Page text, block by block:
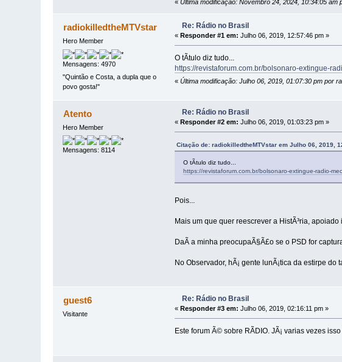
« Última modificação: Novembro 24, 2024, 10:34:05 am
radiokilledtheMTVstar
Hero Member
Mensagens: 4970
"Quintão e Costa, a dupla que o
povo gosta!"
Re: Rádio no Brasil
« Responder #1 em: Julho 06, 2019, 12:57:46 pm »
O tÃ­tulo diz tudo...
https://revistaforum.com.br/bolsonaro-extingue-
« Última modificação: Julho 06, 2019, 01:07:30 pm por
Atento
Hero Member
Mensagens: 8114
Re: Rádio no Brasil
« Responder #2 em: Julho 06, 2019, 01:03:23 pm »
Citação de: radiokilledtheMTVstar em Julho 06, 2019,
O tÃ­tulo diz tudo...
https://revistaforum.com.br/bolsonaro-extingue-radio-
Pois...
Mais um que quer reescrever a HistÃ³ria,
DaÃ­ a minha preocupaÃ§Ã£o se o PSD for
No Observador, hÃ¡ gente lunÃ¡tica da estirpe do
guest6
Visitante
Re: Rádio no Brasil
« Responder #3 em: Julho 06, 2019, 02:16:11 pm »
Este forum Ã© sobre RÃDIO. JÃ¡ varias vezes